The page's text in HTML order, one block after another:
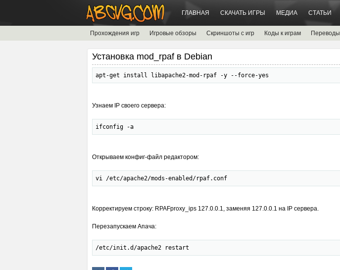
ГЛАВНАЯ СКАЧАТЬ ИГРЫ МЕДИА СТАТЬИ
Прохождения игр Игровые обзоры Скриншоты с игр Коды к играм Переводы
Установка mod_rpaf в Debian
apt-get install libapache2-mod-rpaf -y --force-yes
Узнаем IP своего сервера:
ifconfig -a
Открываем конфиг-файл редактором:
vi /etc/apache2/mods-enabled/rpaf.conf
Корректируем строку: RPAFproxy_ips 127.0.0.1, заменяя 127.0.0.1 на IP сервера.
Перезапускаем Апача:
/etc/init.d/apache2 restart